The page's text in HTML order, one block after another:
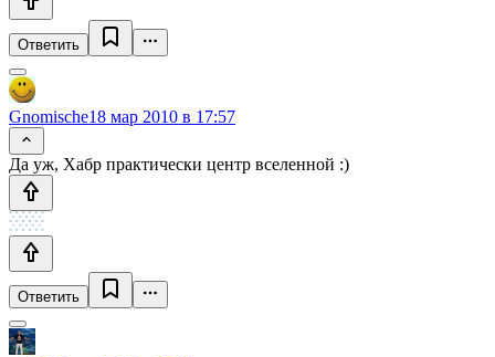
Ответить
Gnomische18 мар 2010 в 17:57
Да уж, Хабр практически центр вселенной :)
Ответить